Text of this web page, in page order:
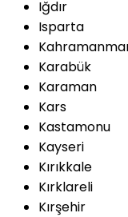
Iğdır
Isparta
Karabük
Karaman
Kars
Kastamonu
Kayseri
Kırıkkale
Kırklareli
Kırşehir